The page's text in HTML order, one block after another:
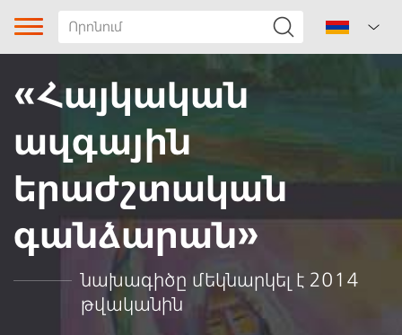
Երգի տիպը
Ենթաժանր
«Հայկական
ազգային
երաժշտական
գանձարան»
նախագիծը մեկնարկել է 2014
թվականին